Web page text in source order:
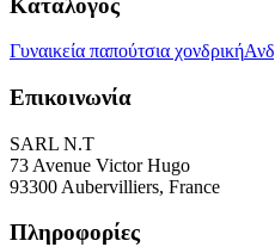
Γυναικεία παπούτσια χονδρική
Επικοινωνία
SARL N.T
73 Avenue Victor Hugo
93300 Aubervilliers, France
Πληροφορίες